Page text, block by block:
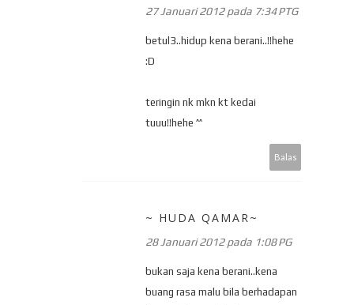
27 Januari 2012 pada 7:34 PTG
betul3..hidup kena berani..!!hehe
:D
teringin nk mkn kt kedai
tuuu!!hehe ^^
Balas
~ HUDA QAMAR~
28 Januari 2012 pada 1:08 PG
bukan saja kena berani..kena
buang rasa malu bila berhadapan